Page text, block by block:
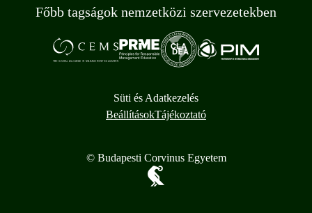
Főbb tagságok nemzetközi szervezetekben
Süti és Adatkezelés
BeállításokTájékoztató
© Budapesti Corvinus Egyetem